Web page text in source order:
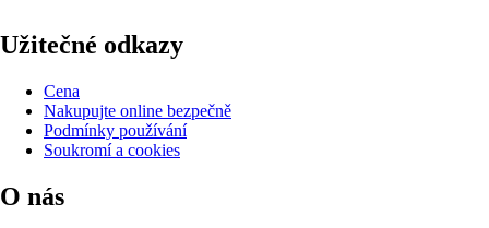
Užitečné odkazy
Cena
Nakupujte online bezpečně
Podmínky používání
Soukromí a cookies
O nás